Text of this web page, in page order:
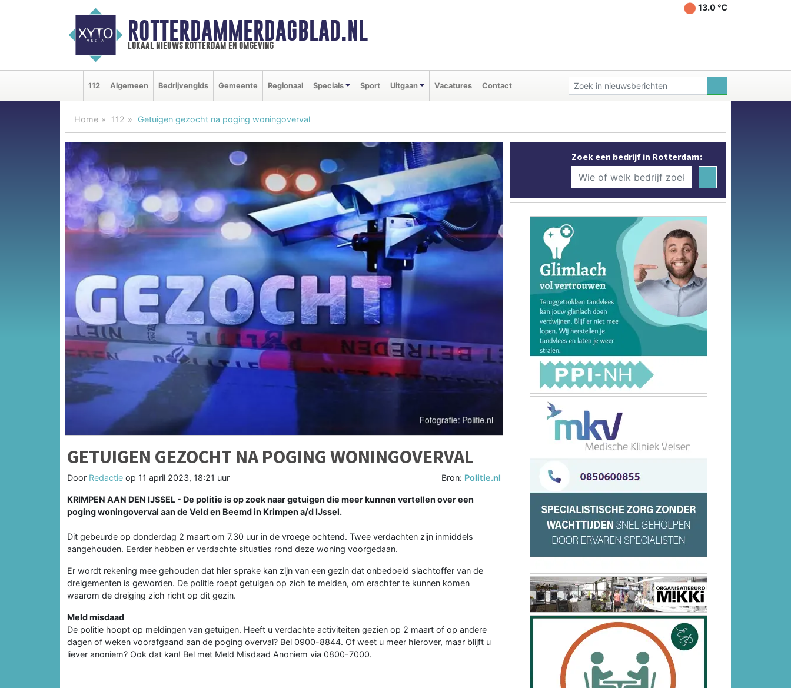
ROTTERDAMMERDAGBLAD.NL
lokaal nieuws rotterdam en omgeving
13.0 ℃
112 Algemeen Bedrijvengids Gemeente Regionaal Specials Sport Uitgaan Vacatures Contact
Home 112 Getuigen gezocht na poging woningoverval
GETUIGEN GEZOCHT NA POGING WONINGOVERVAL
Door Redactie op 11 april 2023, 18:21 uur Bron: Politie.nl
KRIMPEN AAN DEN IJSSEL - De politie is op zoek naar getuigen die meer kunnen vertellen over een
poging woningoverval aan de Veld en Beemd in Krimpen a/d IJssel.
Dit gebeurde op donderdag 2 maart om 7.30 uur in de vroege ochtend. Twee verdachten zijn inmiddels
aangehouden. Eerder hebben er verdachte situaties rond deze woning voorgedaan.
Er wordt rekening mee gehouden dat hier sprake kan zijn van een gezin dat onbedoeld slachtoffer van de
dreigementen is geworden. De politie roept getuigen op zich te melden, om erachter te kunnen komen
waarom de dreiging zich richt op dit gezin.
Meld misdaad
De politie hoopt op meldingen van getuigen. Heeft u verdachte activiteiten gezien op 2 maart of op andere
dagen of weken voorafgaand aan de poging overval? Bel 0900-8844. Of weet u meer hierover, maar blijft u
liever anoniem? Ook dat kan! Bel met Meld Misdaad Anoniem via 0800-7000.
Zoek een bedrijf in Rotterdam: